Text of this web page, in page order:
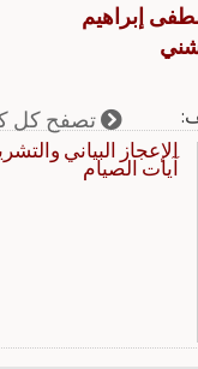
إبراهيم
تصفح كل
الإعجاز البياني
آيات الصيام